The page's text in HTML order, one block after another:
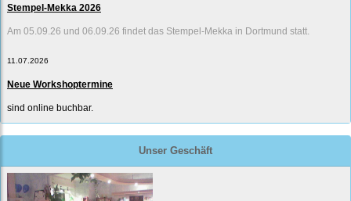
Stempel-Mekka 2026
Am 05.09.26 und 06.09.26 findet das Stempel-Mekka in Dortmund statt.
11.07.2026
Neue Workshoptermine
sind online buchbar.
Unser Geschäft